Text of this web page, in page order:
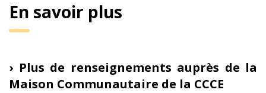
En savoir plus
› Plus de renseignements auprès de la
Maison Communautaire de la CCCE